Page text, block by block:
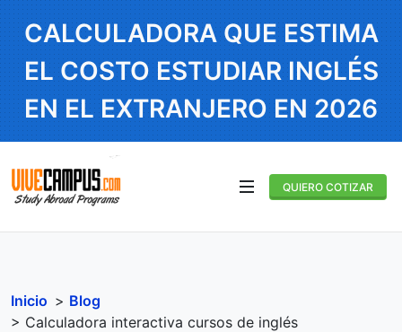
CALCULADORA QUE ESTIMA
EL COSTO ESTUDIAR INGLÉS
EN EL EXTRANJERO EN 2026
QUIERO COTIZAR
Inicio > Blog
> Calculadora interactiva cursos de inglés